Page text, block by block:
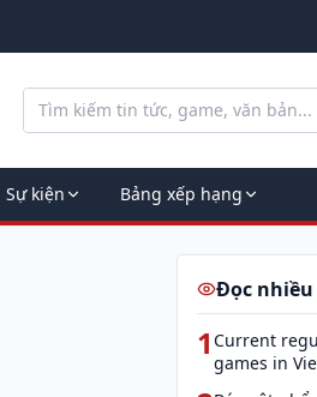
Sự kiện Bảng xếp hạng
Đọc nhiều
1 Current
games in